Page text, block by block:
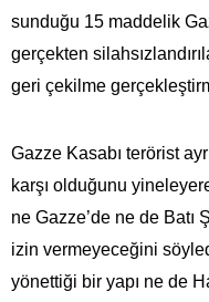
sunduğu 15 maddelik
gerçekten
geri çekilme
Gazze Kasabı terörist
karşı olduğunu
ne Gazze’de ne de Batı
izin vermeyeceğini
yönettiği bir yapı ne de